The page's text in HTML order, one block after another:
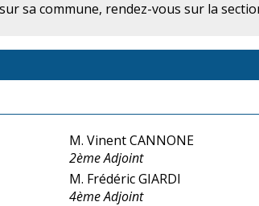
sa commune, rendez-vous sur la
M. Vinent CANNONE
2ème Adjoint
M. Frédéric GIARDI
4ème Adjoint